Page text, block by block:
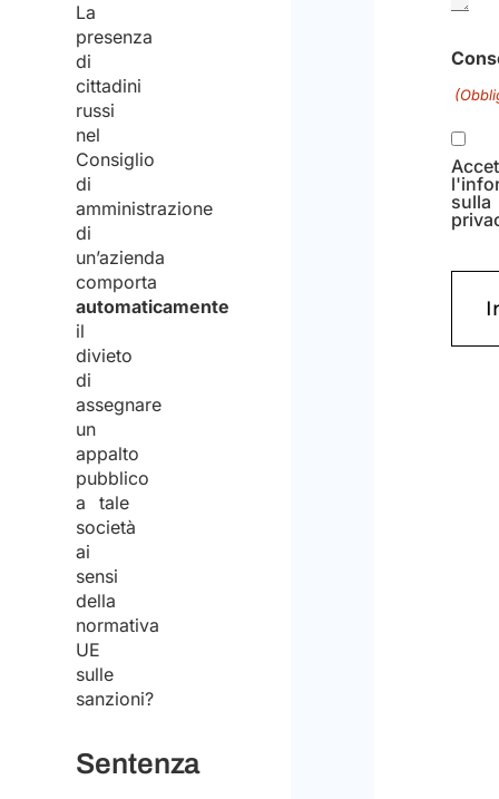
La
presenza
di
cittadini
russi
nel
Consiglio
di
amministrazione
di
un’azienda
comporta
automaticamente
il
divieto
di
assegnare
un
appalto
pubblico
a tale
società
ai
sensi
della
normativa
UE
sulle
sanzioni?
Sentenza
0
di
di